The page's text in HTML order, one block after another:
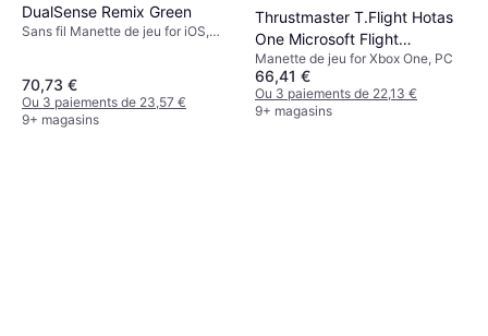
DualSense Remix Green
Sans fil Manette de jeu for iOS,
70,73 €
Ou 3 paiements de 23,57 €
9+ magasins
Thrustmaster T.Flight Hotas
One Microsoft Flight
Simulator Edition
Manette de jeu for Xbox One, PC
66,41 €
Ou 3 paiements de 22,13 €
9+ magasins